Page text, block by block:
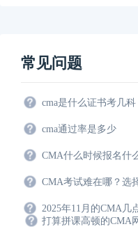
常见问题
cma是什么证书考几科
cma通过率是多少
CMA什么时候报名什
CMA考试难在哪？选
2025年11月的CMA几
打算拼课高顿的CMA